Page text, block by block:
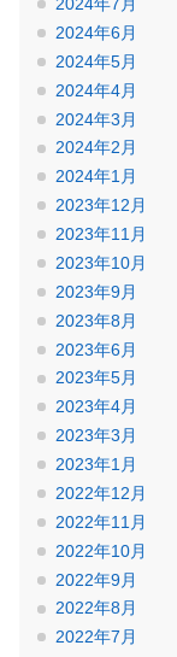
2024年6月
2024年5月
2024年4月
2024年3月
2024年2月
2024年1月
2023年12月
2023年11月
2023年10月
2023年9月
2023年8月
2023年6月
2023年5月
2023年4月
2023年3月
2023年1月
2022年12月
2022年11月
2022年10月
2022年9月
2022年8月
2022年7月